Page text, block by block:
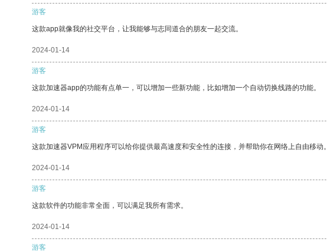
游客
这款app就像我的社交平台，让我能够与志同道合的朋友一起交流。
2024-01-14
游客
这款加速器app的功能有点单一，可以增加一些新功能，比如增加一个自动切换线路的功能。
2024-01-14
游客
这款加速器VPM应用程序可以给你提供最高速度和安全性的连接，并帮助你在网络上自由移动。
2024-01-14
游客
这款软件的功能非常全面，可以满足我所有需求。
2024-01-14
游客